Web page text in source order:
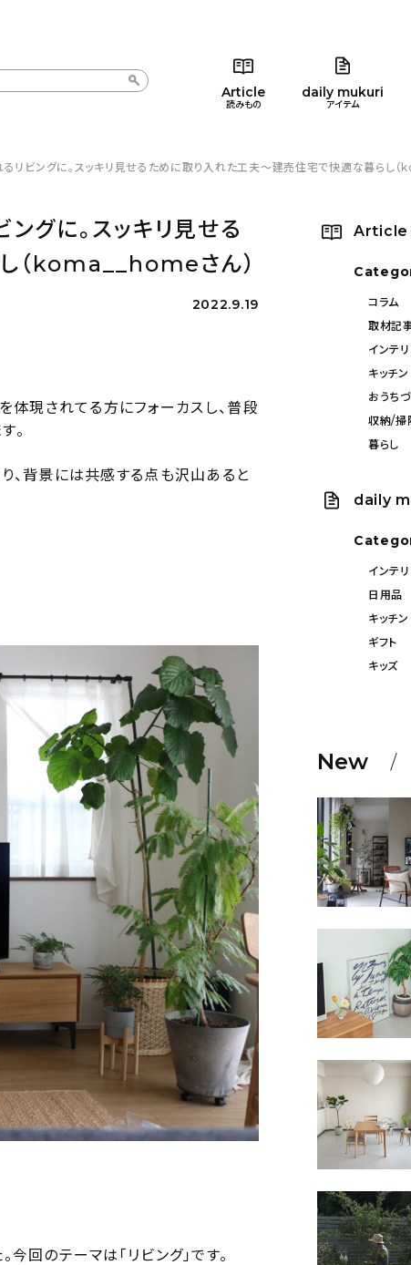
Article
読みもの
daily mukuri
アイテム
一覧 コラム 暮
カテゴリー一覧 インテリア
れるリビングに。スッキリ見せるために取り入れた工夫〜建売住宅で快適な暮らし
ングに。スッキリ見せる
（koma__homeさん）
2022.9.19
体現されてる方にフォーカスし、普段
。
、背景には共感する点も沢山あると
回のテーマは「リビング」です。
Article
コラム
取材記
インテ
キッチン
おうちづ
収納/掃
暮らし
daily
インテ
日用品
キッチン
ギフト
キッズ
New